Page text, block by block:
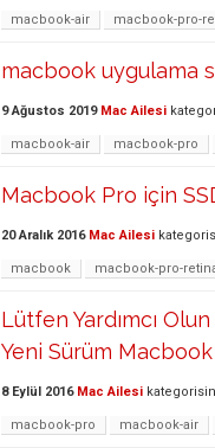
macbook-air macbook-pro-
macbook uygulama
9 Ağustos 2019 Mac Ailesi
macbook-air macbook-pro
Macbook Pro için
20 Aralık 2016 Mac Ailesi
macbook macbook-pro-
Lütfen Yardımcı
Yeni Sürüm Macbook
8 Eylül 2016 Mac Ailesi
macbook-pro macbook-air